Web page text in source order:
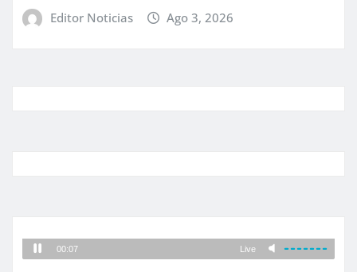
Editor Noticias Ago 3, 2026